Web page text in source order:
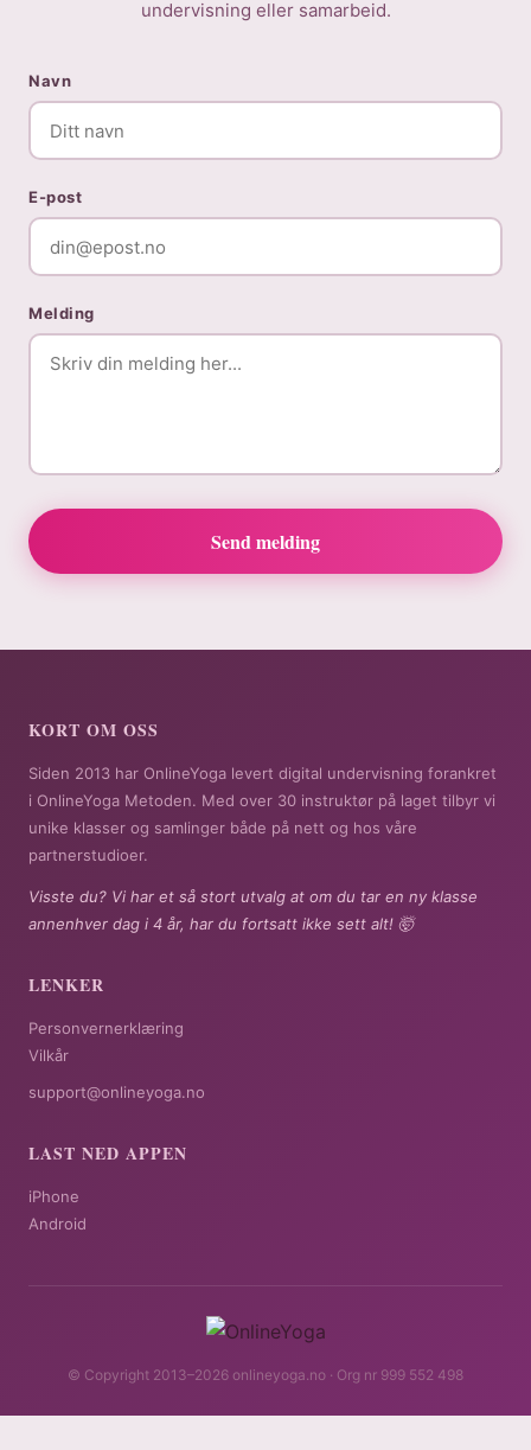
undervisning eller samarbeid.
Navn
E-post
Melding
Send melding
KORT OM OSS
Siden 2013 har OnlineYoga levert digital undervisning forankret
i OnlineYoga Metoden. Med over 30 instruktør på laget tilbyr vi
unike klasser og samlinger både på nett og hos våre
partnerstudioer.
Visste du? Vi har et så stort utvalg at om du tar en ny klasse
annenhver dag i 4 år, har du fortsatt ikke sett alt! 🤯
LENKER
Personvernerklæring
Vilkår
support@onlineyoga.no
LAST NED APPEN
iPhone
Android
© Copyright 2013–2026 onlineyoga.no · Org nr 999 552 498